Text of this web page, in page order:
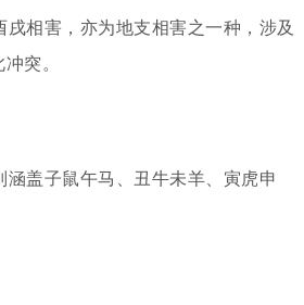
相害，亦为地支相害之一种，涉及
突。
盖子鼠午马、丑牛未羊、寅虎申